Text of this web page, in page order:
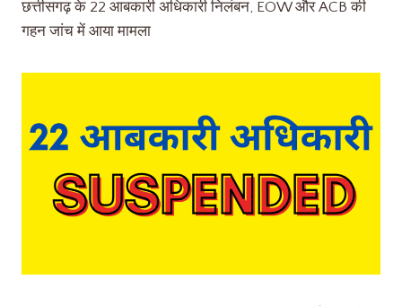
छत्तीसगढ़ के 22 आबकारी अधिकारी निलंबन, EOW और ACB की
गहन जांच में आया मामला